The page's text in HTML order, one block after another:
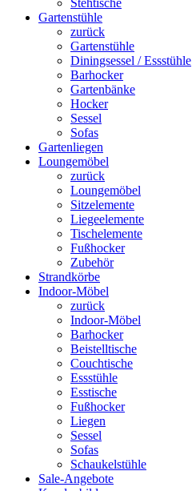
Stehtische
Gartenstühle
zurück
Gartenstühle
Diningsessel / Essstühle
Barhocker
Gartenbänke
Hocker
Sessel
Sofas
Gartenliegen
Loungemöbel
zurück
Loungemöbel
Sitzelemente
Liegeelemente
Tischelemente
Fußhocker
Zubehör
Strandkörbe
Indoor-Möbel
zurück
Indoor-Möbel
Barhocker
Beistelltische
Couchtische
Essstühle
Esstische
Fußhocker
Liegen
Sessel
Sofas
Schaukelstühle
Sale-Angebote